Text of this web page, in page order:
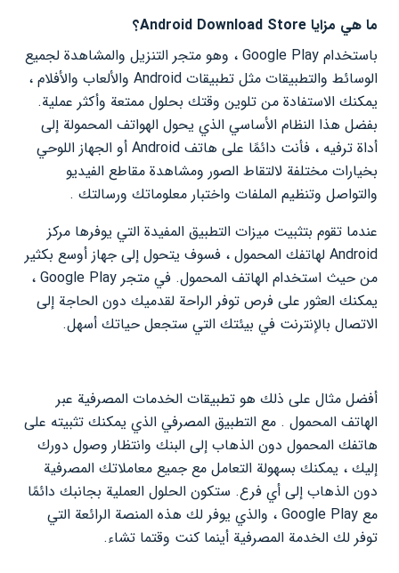
ما هي مزايا Android Download Store؟
باستخدام Google Play ، وهو متجر التنزيل والمشاهدة لجميع
الوسائط والتطبيقات مثل تطبيقات Android والألعاب والأفلام ،
يمكنك الاستفادة من تلوين وقتك بحلول ممتعة وأكثر عملية.
بفضل هذا النظام الأساسي الذي يحول الهواتف المحمولة إلى
أداة ترفيه ، فأنت دائمًا على هاتف Android أو الجهاز اللوحي
بخيارات مختلفة لالتقاط الصور ومشاهدة مقاطع الفيديو
والتواصل وتنظيم الملفات واختبار معلوماتك ورسالتك .
عندما تقوم بتثبيت ميزات التطبيق المفيدة التي يوفرها مركز
Android لهاتفك المحمول ، فسوف يتحول إلى جهاز أوسع بكثير
من حيث استخدام الهاتف المحمول. في متجر Google Play ،
يمكنك العثور على فرص توفر الراحة لقدميك دون الحاجة إلى
الاتصال بالإنترنت في بيئتك التي ستجعل حياتك أسهل.
أفضل مثال على ذلك هو تطبيقات الخدمات المصرفية عبر
الهاتف المحمول . مع التطبيق المصرفي الذي يمكنك تثبيته على
هاتفك المحمول دون الذهاب إلى البنك وانتظار وصول دورك
إليك ، يمكنك بسهولة التعامل مع جميع معاملاتك المصرفية
دون الذهاب إلى أي فرع. ستكون الحلول العملية بجانبك دائمًا
مع Google Play ، والذي يوفر لك هذه المنصة الرائعة التي
توفر لك الخدمة المصرفية أينما كنت وقتما تشاء.